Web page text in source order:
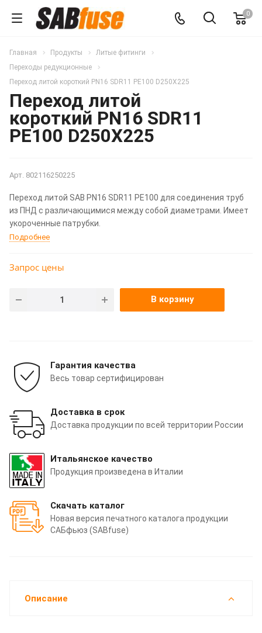
0
Главная Продукты
Литые фитинги
Переходы редукционные
Переход литой короткий PN16 SDR11 PE100 D250X225
Переход литой
короткий PN16 SDR11
PE100 D250X225
Арт. 802116250225
Переход литой SAB PN16 SDR11 PE100 для соединения труб
из ПНД с различающимися между собой диаметрами. Имеет
укороченные патрубки.
Подробнее
Запрос цены
В корзину
Гарантия качества
Весь товар сертифицирован
Доставка в срок
Доставка продукции по всей территории России
Итальянское качество
Продукция произведена в Италии
Скачать каталог
Новая версия печатного каталога продукции
САБфьюз (SABfuse)
Описание